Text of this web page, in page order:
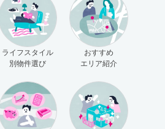
ライフスタイル
別物件選び
おすすめ
エリア紹介